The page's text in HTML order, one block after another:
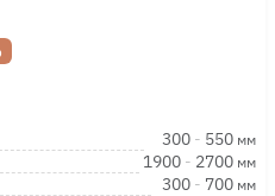
300 - 550 мм
1900 - 2700 мм
300 - 700 мм